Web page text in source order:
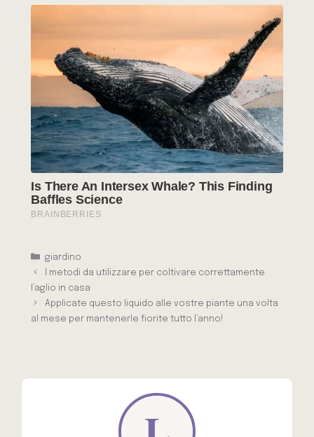
Categorie
giardino
I metodi da utilizzare per coltivare correttamente
l’aglio in casa
Applicate questo liquido alle vostre piante una volta
al mese per mantenerle fiorite tutto l’anno!